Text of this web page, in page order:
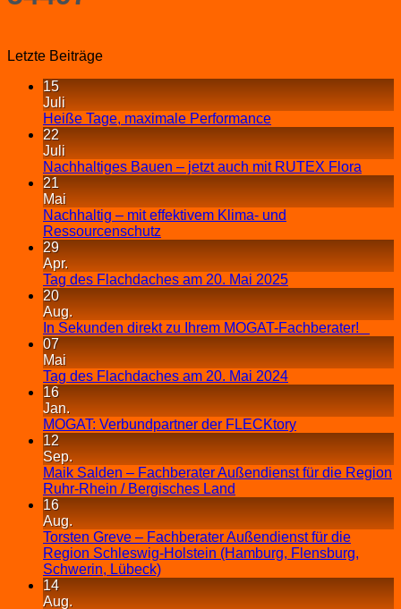
Letzte Beiträge
15
Juli
Heiße Tage, maximale Performance
22
Juli
Nachhaltiges Bauen – jetzt auch mit RUTEX Flora
21
Mai
Nachhaltig – mit effektivem Klima- und
Ressourcenschutz
29
Apr.
Tag des Flachdaches am 20. Mai 2025
20
Aug.
In Sekunden direkt zu Ihrem MOGAT-Fachberater!
07
Mai
Tag des Flachdaches am 20. Mai 2024
16
Jan.
MOGAT: Verbundpartner der FLECKtory
12
Sep.
Maik Salden – Fachberater Außendienst für die Region
Ruhr-Rhein / Bergisches Land
16
Aug.
Torsten Greve – Fachberater Außendienst für die
Region Schleswig-Holstein (Hamburg, Flensburg,
Schwerin, Lübeck)
14
Aug.